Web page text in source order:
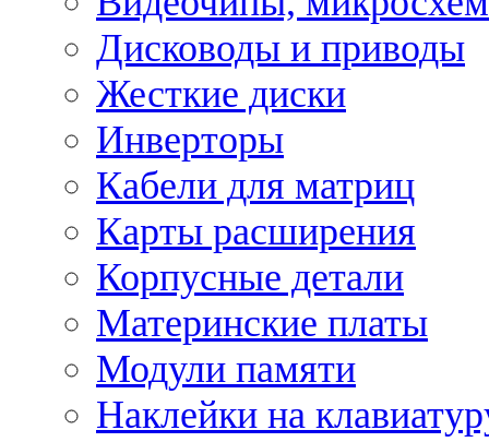
Дисководы и приводы
Жесткие диски
Инверторы
Кабели для матриц
Карты расширения
Корпусные детали
Материнские платы
Модули памяти
Наклейки на